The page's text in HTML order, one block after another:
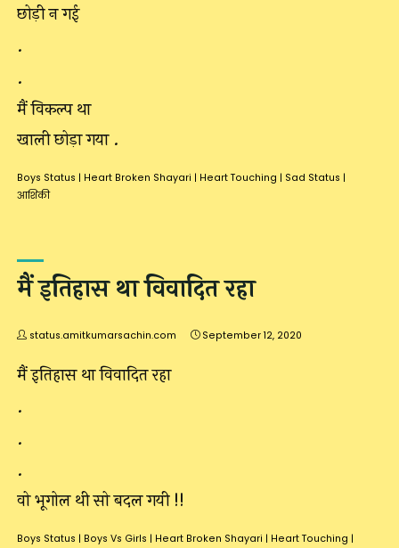
छोड़ी न गई
.
.
मैं विकल्प था
खाली छोड़ा गया .
Boys Status | Heart Broken Shayari | Heart Touching | Sad Status |
आशिकी
मैं इतिहास था विवादित रहा
status.amitkumarsachin.com September 12, 2020
मैं इतिहास था विवादित रहा
.
.
.
वो भूगोल थी सो बदल गयी !!
Boys Status | Boys Vs Girls | Heart Broken Shayari | Heart Touching |